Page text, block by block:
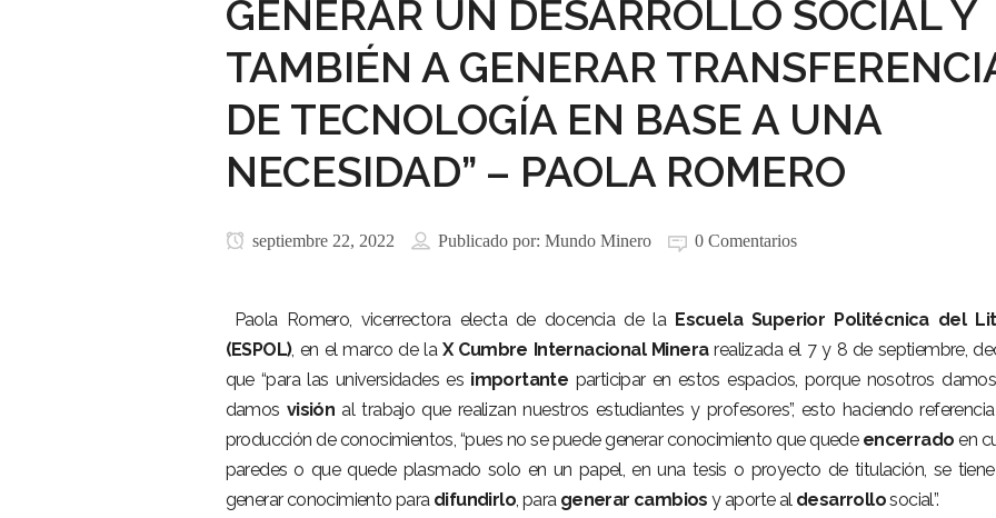
GENERAR UN DESARROLLO SOCIAL Y
TAMBIÉN A GENERAR
DE TECNOLOGÍA EN BASE A UNA
NECESIDAD” – PAOLA ROMERO
septiembre 22, 2022 Publicado por: Mundo Minero 0 Comentarios
Paola Romero, vicerrectora electa de docencia de la Escuela Superior Politécnica del
(ESPOL), en el marco de la X Cumbre Internacional Minerarealizada el 7 y 8 de septiembre,
que “para las universidades es importante participar en estos espacios, porque nosotros
damos visión al trabajo que realizan nuestros estudiantes y profesores”, esto haciendo
producción de conocimientos, “pues no se puede generar conocimiento que quede encerrado en
paredes o que quede plasmado solo en un papel, en una tesis o proyecto de titulación, se
generar conocimiento para difundirlo, para generar cambios y aporte al desarrollosocial”.